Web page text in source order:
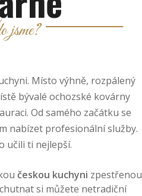
Místo výhně, rozpálený
bývalé ochozské kovárny
Od samého začátku se
nabízet profesionální služby.
učili ti nejlepší.
českou kuchyni zpestřenou
si můžete netradiční